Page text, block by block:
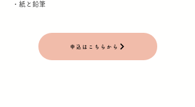
・紙と鉛筆
申込はこちらから